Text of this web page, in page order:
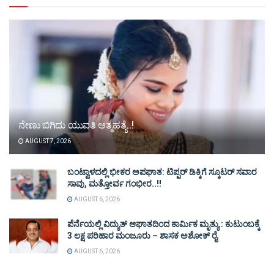
ನೇಣು ಬಿಗಿದು ಯುವತಿ ಆತ್ಮಹತ್ಯೆ..!
AUGUST 7, 2026
ಬಂಟ್ವಾಳದಲ್ಲಿ ಭೀಕರ ಅಪಘಾತ: ಟಿಪ್ಪರ್ ಡಿಕ್ಕಿಗೆ ಸ್ಕೂಟರ್ ಸವಾರ
ಸಾವು, ಮತ್ತೋರ್ವ ಗಂಭೀರ..!!
AUGUST 6, 2026
ಪೆರ್ನೆಯಲ್ಲಿ ವಿದ್ಯುತ್ ಆಘಾತದಿಂದ ಕಾರ್ಮಿಕ ಮೃತ್ಯು : ಕುಟುಂಬಕ್ಕೆ
3 ಲಕ್ಷ ಪರಿಹಾರ ಮಂಜೂರು – ಶಾಸಕ ಅಶೋಕ್ ರೈ
AUGUST 6, 2026